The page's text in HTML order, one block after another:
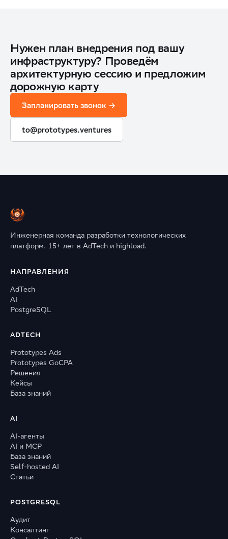
Нужен план внедрения под вашу
инфраструктуру? Проведём
архитектурную сессию и предложим
дорожную карту
Запланировать звонок →
to@prototypes.ventures
Инженерная команда разработки технологических
платформ. 15+ лет в AdTech и highload.
НАПРАВЛЕНИЯ
AdTech
AI
PostgreSQL
ADTECH
Prototypes Ads
Prototypes GoCPA
Решения
Кейсы
База знаний
AI
AI-агенты
AI и MCP
База знаний
Self-hosted AI
Статьи
POSTGRESQL
Аудит
Консалтинг